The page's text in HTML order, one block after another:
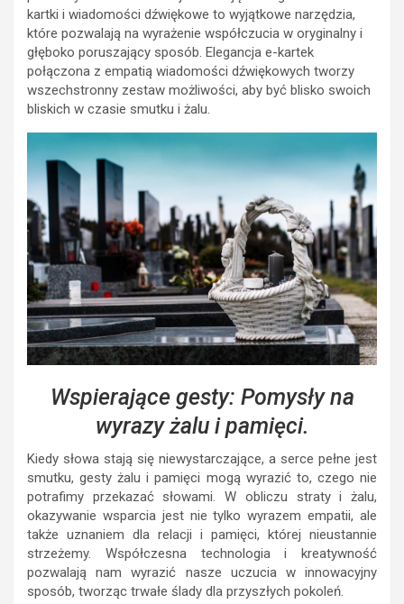
kartki i wiadomości dźwiękowe to wyjątkowe narzędzia,
które pozwalają na wyrażenie współczucia w oryginalny i
głęboko poruszający sposób. Elegancja e-kartek
połączona z empatią wiadomości dźwiękowych tworzy
wszechstronny zestaw możliwości, aby być blisko swoich
bliskich w czasie smutku i żalu.
Wspierające gesty: Pomysły na
wyrazy żalu i pamięci.
Kiedy słowa stają się niewystarczające, a serce pełne jest
smutku, gesty żalu i pamięci mogą wyrazić to, czego nie
potrafimy przekazać słowami. W obliczu straty i żalu,
okazywanie wsparcia jest nie tylko wyrazem empatii, ale
także uznaniem dla relacji i pamięci, której nieustannie
strzeżemy. Współczesna technologia i kreatywność
pozwalają nam wyrazić nasze uczucia w innowacyjny
sposób, tworząc trwałe ślady dla przyszłych pokoleń.